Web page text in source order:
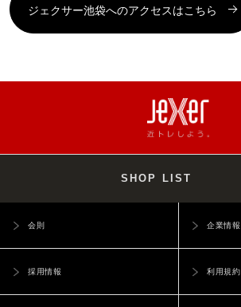
ジェクサー池袋へのアクセスはこちら
SHOP LIST
会則 企業情報
採用情報 利用規約